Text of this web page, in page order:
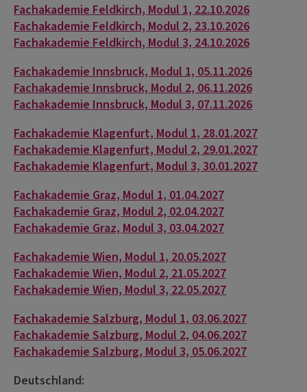
Fachakademie Feldkirch, Modul 1, 22.10.2026
Fachakademie Feldkirch, Modul 2, 23.10.2026
Fachakademie Feldkirch, Modul 3, 24.10.2026
Fachakademie Innsbruck, Modul 1, 05.11.2026
Fachakademie Innsbruck, Modul 2, 06.11.2026
Fachakademie Innsbruck, Modul 3, 07.11.2026
Fachakademie Klagenfurt, Modul 1, 28.01.2027
Fachakademie Klagenfurt, Modul 2, 29.01.2027
Fachakademie Klagenfurt, Modul 3, 30.01.2027
Fachakademie Graz, Modul 1, 01.04.2027
Fachakademie Graz, Modul 2, 02.04.2027
Fachakademie Graz, Modul 3, 03.04.2027
Fachakademie Wien, Modul 1, 20.05.2027
Fachakademie Wien, Modul 2, 21.05.2027
Fachakademie Wien, Modul 3, 22.05.2027
Fachakademie Salzburg, Modul 1, 03.06.2027
Fachakademie Salzburg, Modul 2, 04.06.2027
Fachakademie Salzburg, Modul 3, 05.06.2027
Deutschland: